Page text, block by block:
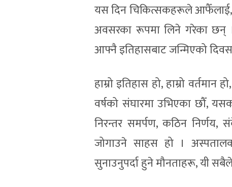
यस दिन चिकित्सकहरूले आफैँलाई,
अवसरका रूपमा लिने गरेका छन्
आफ्नै इतिहासबाट जन्मिएको दिवस
हाम्रो इतिहास हो, हाम्रो
वर्षको संघारमा उभिएका छौँ,
निरन्तर समर्पण, कठिन
जोगाउने साहस हो ।
सुनाउनुपर्दा हुने मौनताहरू, यी